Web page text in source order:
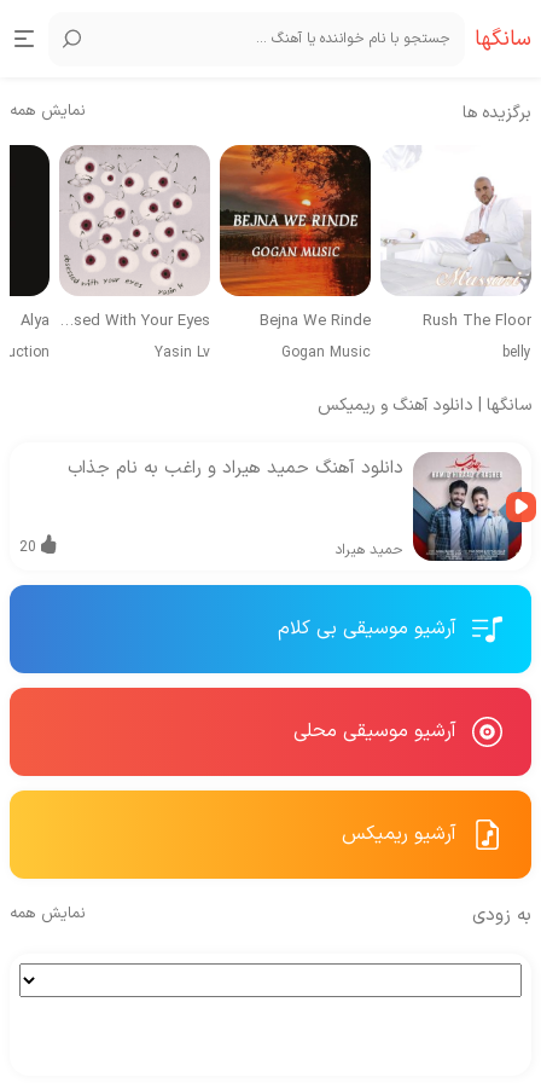
سانگها
برگزیده ها نمایش همه
Rush The Floor
belly
Bejna We Rinde
Gogan Music
Obsessed With Your Eyes
Yasin Lv
Alya
سانگها | دانلود آهنگ و ریمیکس
دانلود آهنگ حمید هیراد و راغب به نام جذاب
حمید هیراد 20
آرشیو موسیقی بی کلام
آرشیو موسیقی محلی
آرشیو ریمیکس
به زودی نمایش همه